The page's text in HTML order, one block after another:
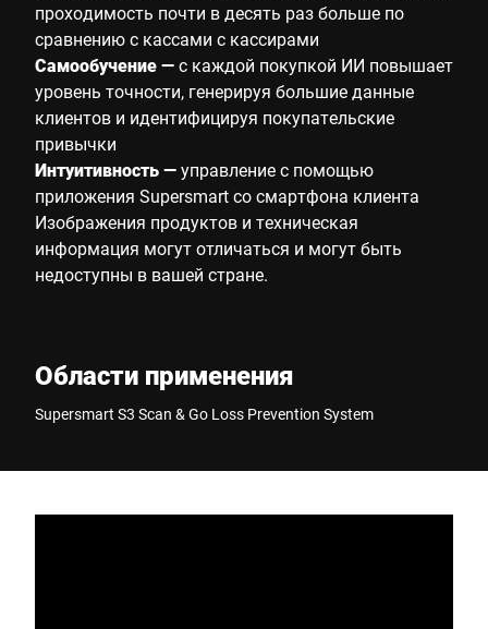
проходимость почти в десять раз больше по
сравнению с кассами с кассирами
Самообучение —с каждой покупкой ИИ повышает
уровень точности, генерируя большие данные
клиентов и идентифицируя покупательские
привычки
Интуитивность —управление с помощью
приложения Supersmart со смартфона клиента
Изображения продуктов и техническая
информация могут отличаться и могут быть
недоступны в вашей стране.
Области применения
Supersmart S3 Scan & Go Loss Prevention System